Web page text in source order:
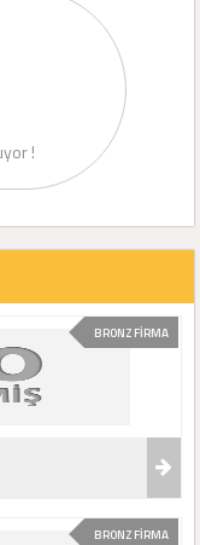
!
BRONZ FİRMA
BRONZ FİRMA